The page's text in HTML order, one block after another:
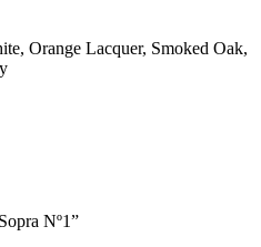
Orange Lacquer, Smoked Oak,
Nº1”